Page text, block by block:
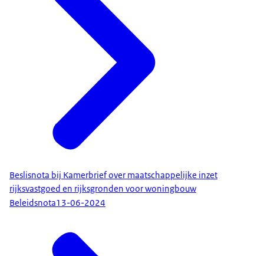
Beslisnota bij Kamerbrief over maatschappelijke inzet
rijksvastgoed en rijksgronden voor woningbouw
Beleidsnota13-06-2024